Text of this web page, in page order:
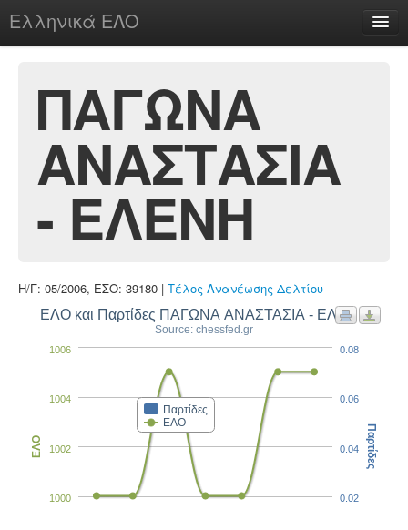
Ελληνικά ΕΛΟ
chesstu.be @ discord
Login
ΠΑΓΩΝΑ
ΑΝΑΣΤΑΣΙΑ
- ΕΛΕΝΗ
Η/Γ: 05/2006, ΕΣΟ: 39180 | Τέλος Ανανέωσης Δελτίου
ΕΛΟ και Παρτίδες ΠΑΓΩΝΑ ΑΝΑΣΤΑΣΙΑ - ΕΛΕΝΗ
Source: chessfed.gr
Παρτίδες
ΕΛΟ
1000
1002
1004
1006
ΕΛΟ
0.02
0.04
0.06
0.08
Παρτίδες